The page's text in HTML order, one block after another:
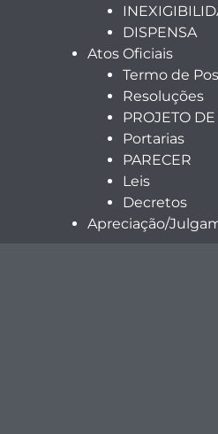
DISPENSA
Atos Oficiais
Termo de
Resoluções
PROJETO DE
Portarias
PARECER
Leis
Decretos
Apreciação/